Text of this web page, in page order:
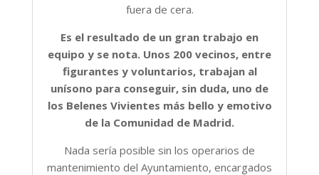
fuera de cera.
Es el resultado de un gran trabajo en
equipo y se nota. Unos 200 vecinos, entre
figurantes y voluntarios, trabajan al
unísono para conseguir, sin duda, uno de
los Belenes Vivientes más bello y emotivo
de la Comunidad de Madrid.
Nada sería posible sin los operarios de
mantenimiento del Ayuntamiento, encargados